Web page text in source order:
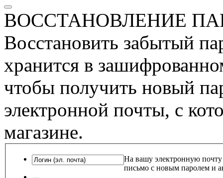
ВОССТАНОВЛЕНИЕ
Восстановить забытый
хранится в
чтобы получить новый
электронной почты, с
магазине.
На вашу электронную почту
письмо с новым паролем и